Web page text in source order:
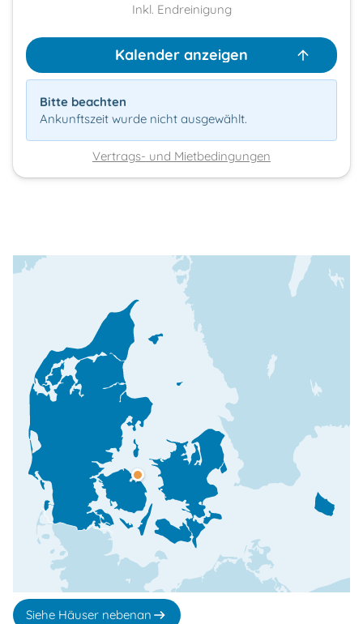
Inkl. Endreinigung
Kalender anzeigen
Bitte beachten
Ankunftszeit wurde nicht ausgewählt.
Vertrags- und Mietbedingungen
Siehe Häuser nebenan